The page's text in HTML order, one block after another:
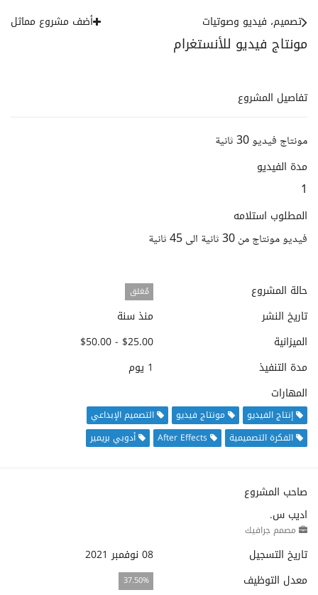
مونتاج فيديو للأنستغرام
تصميم، فيديو وصوتيات أضف مشروع مماثل
تفاصيل المشروع
مونتاج فيديو 30 ثانية
مدة الفيديو
1
المطلوب استلامه
فيديو مونتاج من 30 ثانية الى 45 ثانية
حالة المشروع مُغلق
تاريخ النشر
منذ سنة
الميزانية
$25.00 - $50.00
مدة التنفيذ
1 يوم
المهارات
إنتاج الفيديو مونتاج فيديو
التصميم الإبداعي
الفكرة التصميمية
After Effects أدوبي بريمير
صاحب المشروع
اديب س.
مصمم جرافيك
تاريخ التسجيل
08 نوفمبر 2021
معدل التوظيف
37.50%